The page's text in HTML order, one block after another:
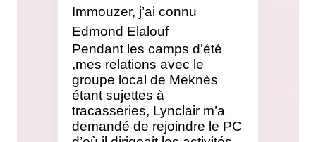
Immouzer, j’ai connu
Edmond Elalouf
Pendant les camps d’été
,mes relations avec le
groupe local de Meknès
étant sujettes à
tracasseries, Lynclair m’a
demandé de rejoindre le PC